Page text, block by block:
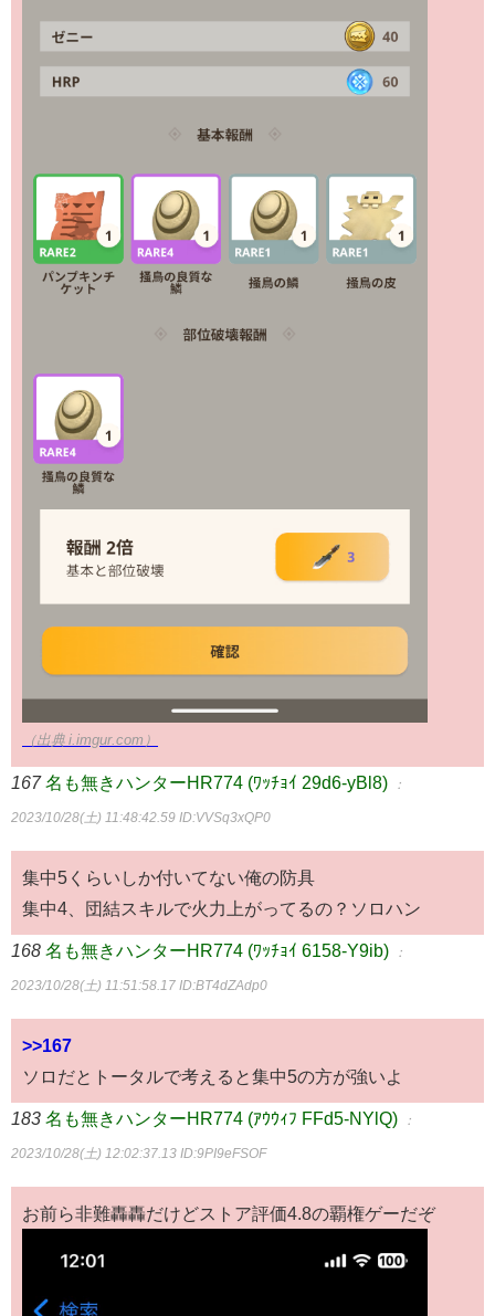
（出典 i.imgur.com）
167 名も無きハンターHR774 (ﾜｯﾁｮｲ 29d6-yBl8) ：
2023/10/28(土) 11:48:42.59 ID:VVSq3xQP0
集中5くらいしか付いてない俺の防具
集中4、団結スキルで火力上がってるの？ソロハン
168 名も無きハンターHR774 (ﾜｯﾁｮｲ 6158-Y9ib) ：
2023/10/28(土) 11:51:58.17 ID:BT4dZAdp0
>>167
ソロだとトータルで考えると集中5の方が強いよ
183 名も無きハンターHR774 (ｱｳｳｨﾌ FFd5-NYlQ) ：
2023/10/28(土) 12:02:37.13 ID:9PI9eFSOF
お前ら非難轟轟だけどストア評価4.8の覇権ゲーだぞ